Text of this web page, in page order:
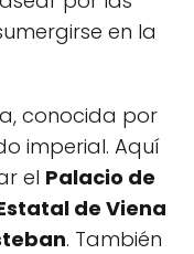
en la
conocida por
imperial. Aquí
el Palacio de
de Viena
. También